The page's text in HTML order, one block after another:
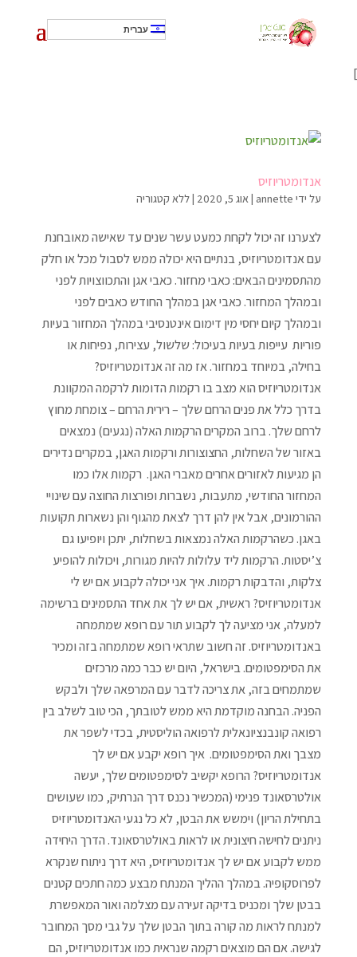
]
עברית
אנדומטריוזיס
על ידי annette
|אוג 5, 2020 |ללא קטגוריה
לצערנו זה יכול לקחת כמעט עשר שנים עד שאישה מאובחנת
עם אנדומטריוזיס, בנתיים היא יכולה ממש לסבול מכל או חלק
מהתסמינים הבאים: כאבי מחזור. כאבי אגן והתכווצויות לפני
ובמהלך המחזור. כאבי אגן במהלך החודש כאבים לפני
ובמהלך קיום יחסי מין דימום אינטנסיבי במהלך המחזור בעיות
פוריות עייפות בעיות בעיכול: שלשול, עצירות, נפיחות או
בחילה, במיוחד במחזור. אז מה זה אנדומטריוזיס?
אנדומטריוזיס הוא מצב בו רקמות הדומות לרקמה המקוונת
בדרך כלל את פנים הרחם שלך – רירית הרחם – צומחת מחוץ
לרחם שלך. ברוב המקרים הרקמות האלה (נגעים) נמצאים
באזור של השחלות, החצוצורות ורקמות האגן, במקרים נדירים
הן מגיעות לאזורים אחרים מאברי האגן. רקמות אלו כמו
המחזור החודשי, מתעבות, נשברות ופורצות החוצה עם שינויי
ההורמונים, אבל אין להן דרך לצאת מהגוף והן נשארות תקועות
באגן. כשהרקמות האלה נמצאות בשחלות, יתכן ויופיעו גם
צ’יסטות. הרקמות ליד עלולות להיות מגורות, ויכולות להופיע
צלקות, והדבקות רקמות. איך אני יכולה לקבוע אם יש לי
אנדומטריוזיס? ראשית, אם יש לך את אחד התסמינים ברשימה
למעלה, אני מציעה לך לקבוע תור עם רופא שמתמחה
באנדומטריוזיס. זה חשוב שתראי רופא שמתמחה בזה ומכיר
את הסימפטומים. בישראל, היום יש כבר כמה מרכזים
שמתמחים בזה, את צריכה לדבר עם המרפאה שלך ולבקש
הפניה. הבחנה מוקדמת היא ממש לטובתך, הכי טוב לשלב בין
רפואה קונבנציונאלית לרפואה הוליסטית, בכדי לשפר את
מצבך ואת הסימפטומים. איך רופא יקבע אם יש לך
אנדומטריוזיס? הרופא יקשיב לסימפטומים שלך, יעשה
אולטרסאונד פנימי (המכשיר נכנס דרך הנרתיק, כמו שעושים
בתחילת הריון) וימשש את הבטן, לא כל נגעי האנדומטריוזיס
ניתנים לחישה חיצונית או לראות באולטרסאונד. הדרך היחידה
ממש לקבוע אם יש לך אנדומטריוזיס, היא דרך ניתוח שנקרא
לפרוסקופיה. במהלך ההליך המנתח מבצע כמה חתכים קטנים
בבטן שלך ומכניס בדיקה זעירה עם מצלמה ואור המאפשרת
למנתח לראות מה קורה בתוך הבטן שלך על גבי מסך המחובר
לגישה. אם הם מוצאים רקמה שנראית כמו אנדומטריוזיס, הם